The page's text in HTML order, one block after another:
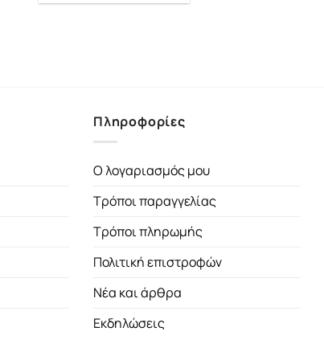
Πληροφορίες
Ο λογαριασμός μου
Τρόποι παραγγελίας
Τρόποι πληρωμής
Πολιτική επιστροφών
Νέα και άρθρα
Εκδηλώσεις